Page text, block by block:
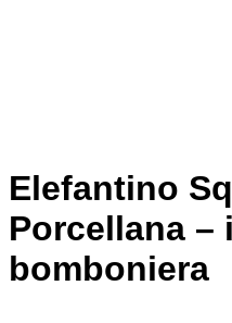
Elefantino
Porcellana –
bomboniera